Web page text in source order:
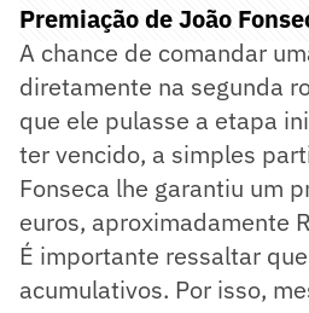
Premiação de João
A chance de comandar
diretamente na segunda
que ele pulasse a etapa
ter vencido, a simples
Fonseca lhe garantiu um
euros, aproximadamente
É importante ressaltar
acumulativos. Por isso,